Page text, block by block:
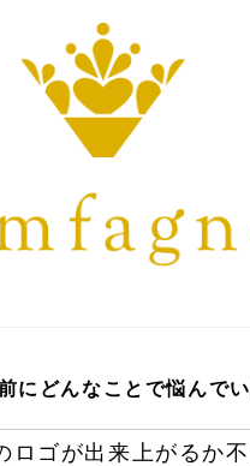
にどんなことで悩んで
ロゴが出来上がるか